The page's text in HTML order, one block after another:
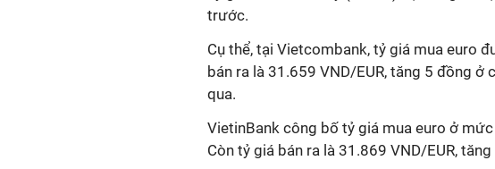
trước.
Cụ thể, tại Vietcombank, tỷ giá mua euro
bán ra là 31.659 VND/EUR, tăng 5 đồng ở
qua.
VietinBank công bố tỷ giá mua euro ở
Còn tỷ giá bán ra là 31.869 VND/EUR,